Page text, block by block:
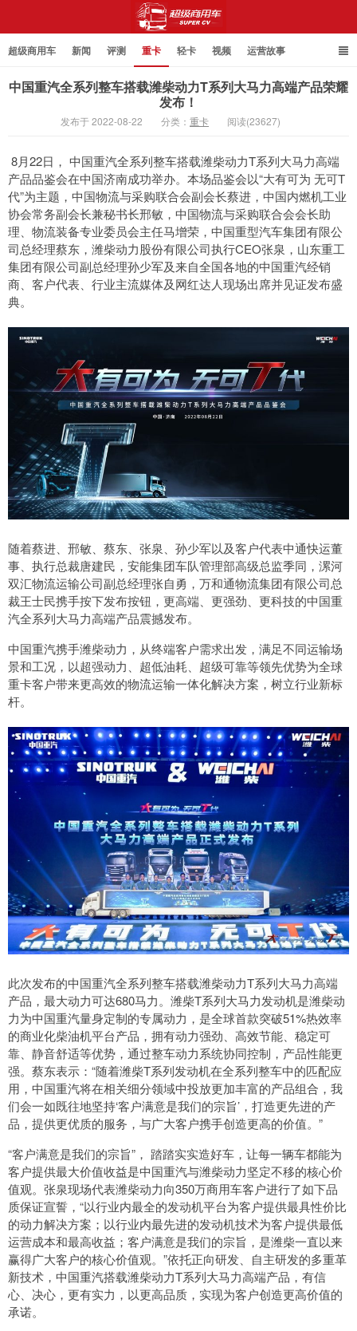
超级商用车
超级商用车 新闻 评测 重卡 轻卡 视频 运营故事
中国重汽全系列整车搭载潍柴动力T系列大马力高端产品荣耀
发布！
发布于 2022-08-22 分类： 重卡 阅读(23627)
8月22日， 中国重汽全系列整车搭载潍柴动力T系列大马力高端
产品品鉴会在中国济南成功举办。本场品鉴会以“大有可为 无可T
代”为主题，中国物流与采购联合会副会长蔡进，中国内燃机工业
协会常务副会长兼秘书长邢敏，中国物流与采购联合会会长助
理、物流装备专业委员会主任马增荣，中国重型汽车集团有限公
司总经理蔡东，潍柴动力股份有限公司执行CEO张泉，山东重工
集团有限公司副总经理孙少军及来自全国各地的中国重汽经销
商、客户代表、行业主流媒体及网红达人现场出席并见证发布盛
典。
随着蔡进、邢敏、蔡东、张泉、孙少军以及客户代表中通快运董
事、执行总裁唐建民，安能集团车队管理部高级总监季同，漯河
双汇物流运输公司副总经理张自勇，万和通物流集团有限公司总
裁王士民携手按下发布按钮，更高端、更强劲、更科技的中国重
汽全系列大马力高端产品震撼发布。
中国重汽携手潍柴动力，从终端客户需求出发，满足不同运输场
景和工况，以超强动力、超低油耗、超级可靠等领先优势为全球
重卡客户带来更高效的物流运输一体化解决方案，树立行业新标
杆。
此次发布的中国重汽全系列整车搭载潍柴动力T系列大马力高端
产品，最大动力可达680马力。潍柴T系列大马力发动机是潍柴动
力为中国重汽量身定制的专属动力，是全球首款突破51%热效率
的商业化柴油机平台产品，拥有动力强劲、高效节能、稳定可
靠、静音舒适等优势，通过整车动力系统协同控制，产品性能更
强。蔡东表示：“随着潍柴T系列发动机在全系列整车中的匹配应
用，中国重汽将在相关细分领域中投放更加丰富的产品组合，我
们会一如既往地坚持‘客户满意是我们的宗旨’，打造更先进的产
品，提供更优质的服务，与广大客户携手创造更高的价值。”
“客户满意是我们的宗旨”， 踏踏实实造好车，让每一辆车都能为
客户提供最大价值收益是中国重汽与潍柴动力坚定不移的核心价
值观。张泉现场代表潍柴动力向350万商用车客户进行了如下品
质保证宣誓，“以行业内最全的发动机平台为客户提供最具性价比
的动力解决方案；以行业内最先进的发动机技术为客户提供最低
运营成本和最高收益；客户满意是我们的宗旨，是潍柴一直以来
赢得广大客户的核心价值观。”依托正向研发、自主研发的多重革
新技术，中国重汽搭载潍柴动力T系列大马力高端产品，有信
心、决心，更有实力，以更高品质，实现为客户创造更高价值的
承诺。